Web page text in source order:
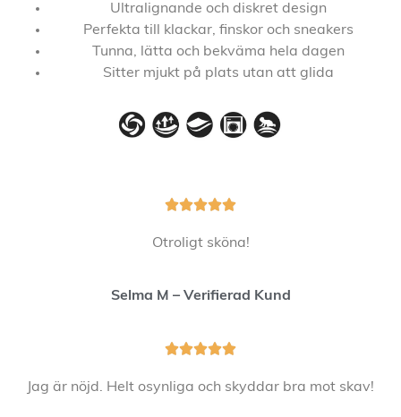
Ultralignande och diskret design
Perfekta till klackar, finskor och sneakers
Tunna, lätta och bekväma hela dagen
Sitter mjukt på plats utan att glida

Otroligt sköna!
Selma M – Verifierad Kund

Jag är nöjd. Helt osynliga och skyddar bra mot skav!